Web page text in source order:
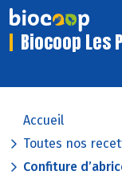
Biocoop Les
Accueil
Toutes nos
Confiture